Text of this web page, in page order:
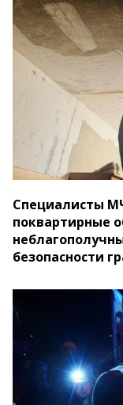
Специалисты
поквартирные
безопасности